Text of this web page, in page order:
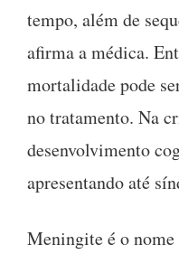
tempo, além de
afirma a médica.
mortalidade pode
no tratamento. Na
desenvolvimento
apresentando até
Meningite é o nome